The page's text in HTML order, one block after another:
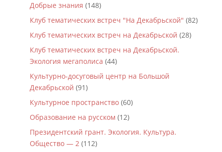
Добрые знания (148)
Клуб тематических встреч "На Декабрьской" (82)
Клуб тематических встреч на Декабрьской (28)
Клуб тематических встреч на Декабрьской.
Экология мегаполиса (44)
Культурно-досуговый центр на Большой
Декабрьской (91)
Культурное пространство(60)
Образование на русском (12)
Президентский грант. Экология. Культура.
Общество — 2(112)